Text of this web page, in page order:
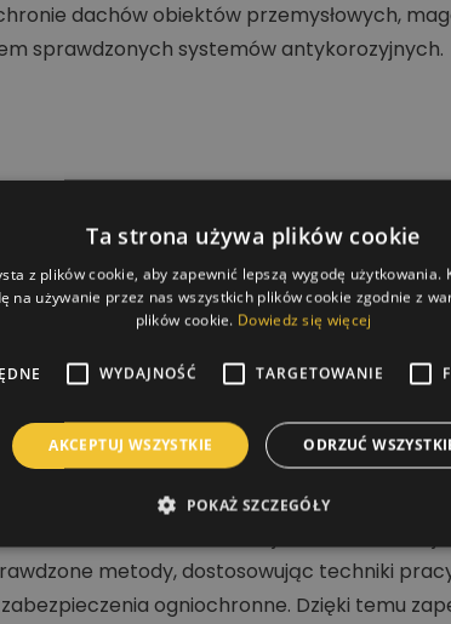
dachów obiektów przemysłowych,
sprawdzonych systemów antykorozyjnych.
malowania elewacji oraz konstrukcji
metody, dostosowując techniki
ogniochronne. Dzięki temu
Ta strona używa plików cookie
z plików cookie, aby zapewnić lepszą wygodę użytkowania.
na używanie przez nas wszystkich plików cookie zgodnie z
plików cookie. Dowiedz się więcej
WYDAJNOŚĆ TARGETOWANIE
AKCEPTUJ WSZYSTKIE ODRZUĆ
POKAŻ SZCZEGÓŁY